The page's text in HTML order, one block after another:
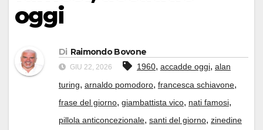
oggi
Di Raimondo Bovone
GIU 22, 2026 1960, accadde oggi, alan
turing, arnaldo pomodoro, francesca schiavone,
frase del giorno, giambattista vico, nati famosi,
pillola anticoncezionale, santi del giorno, zinedine